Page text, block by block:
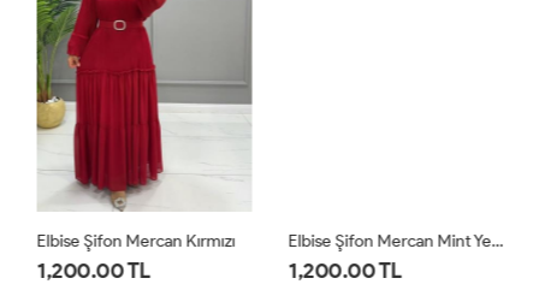
Elbise Şifon Mercan Kırmızı
1,200.00 TL
Elbise Şifon Mercan Mint Yeşili
1,200.00 TL